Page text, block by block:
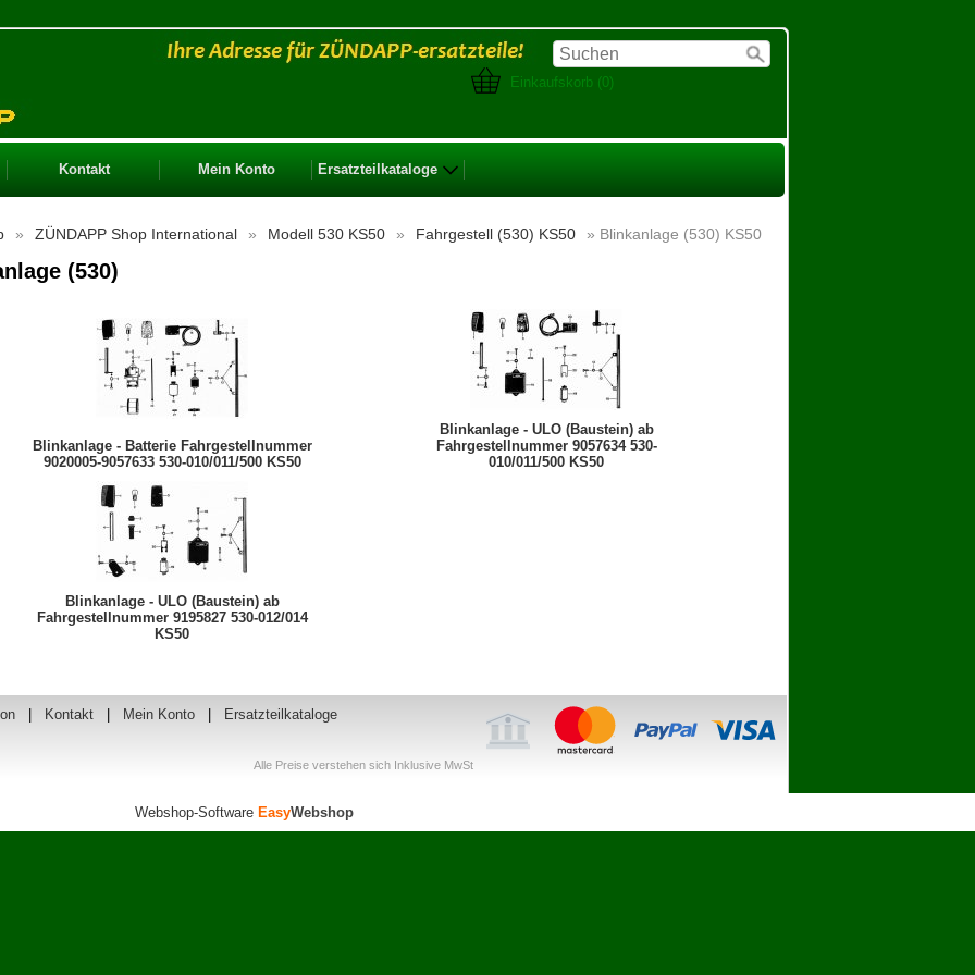
Einkaufskorb (0)
Kontakt Mein Konto Ersatzteilkataloge
» ZÜNDAPP Shop International » Modell 530 KS50 » Fahrgestell (530) KS50 » Blinkanlage (530) KS50
(530)
Blinkanlage - Batterie Fahrgestellnummer
9020005-9057633 530-010/011/500 KS50
Blinkanlage - ULO (Baustein) ab
Fahrgestellnummer 9057634 530-
010/011/500 KS50
Blinkanlage - ULO (Baustein) ab
Fahrgestellnummer 9195827 530-012/014
KS50
| Kontakt | Mein Konto | Ersatzteilkataloge
Alle Preise verstehen sich Inklusive MwSt
Webshop-Software EasyWebshop